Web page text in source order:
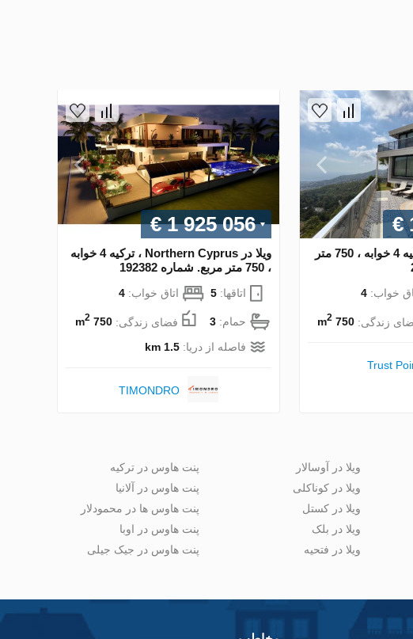
€
ویلا در Antalya ، ترکیه 4 خوابه ، 750 متر
خواب: 4
زندگی: 750 m
2
Trust
€ 1 925 056
ویلا در Northern Cyprus ، ترکیه 4 خوابه
، 750 متر مربع. شماره 192382
اتاقها: 5 اتاق خواب: 4
حمام: 3 فضای زندگی: 750 m
2
فاصله از دریا: 1.5 km
TIMONDRO
ویلا در آوسالار
ویلا در کوناکلی
ویلا در کستل
ویلا در بلک
ویلا در فتحیه
پنت هاوس در ترکیه
پنت هاوس در آلانیا
پنت هاوس ها در محمودلار
پنت هاوس در اوبا
پنت هاوس در جیک جیلی